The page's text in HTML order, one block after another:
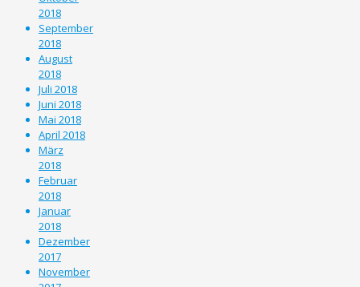
2018
September
2018
August
2018
Juli 2018
Juni 2018
Mai 2018
April 2018
März
2018
Februar
2018
Januar
2018
Dezember
2017
November